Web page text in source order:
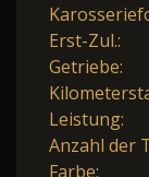
Erst-Zul.:
Getriebe:
Leistung:
Anzahl der
Farbe: